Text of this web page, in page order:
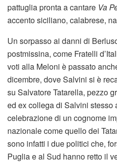
pattuglia pronta a cantare Va
accento siciliano, calabrese,
Un sorpasso ai danni di
postmissina, come Fratelli
voti alla Meloni è passato
dicembre, dove Salvini si è
su Salvatore Tatarella, pezzo
ed ex collega di Salvini stesso
celebrazione di un cognome
nazionale come quello dei
sono infatti i due politici che,
Puglia e al Sud hanno retto il